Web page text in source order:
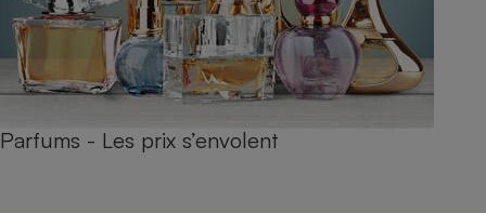
Parfums - Les prix s’envolent